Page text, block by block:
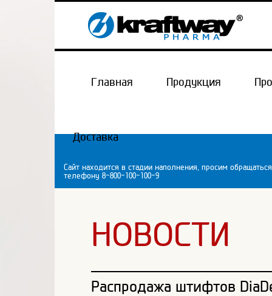
Главная Продукция
Доставка
Сайт находится в стадии наполнения, просим
телефону 8-800-100-100-9
НОВОСТИ
Распродажа штифтов